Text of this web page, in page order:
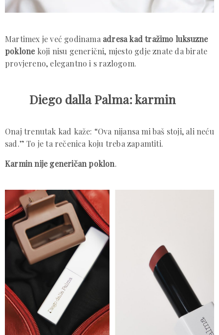
Martimex je već godinama adresa kad tražimo luksuzne
poklonekoji nisu generični, mjesto gdje znate da birate
provjereno, elegantno i s razlogom.
Diego dalla Palma: karmin
Onaj trenutak kad kaže: “Ova nijansa mi baš stoji, ali neću
sad.” To je ta rečenica koju treba zapamtiti.
Karmin nije generičan poklon.